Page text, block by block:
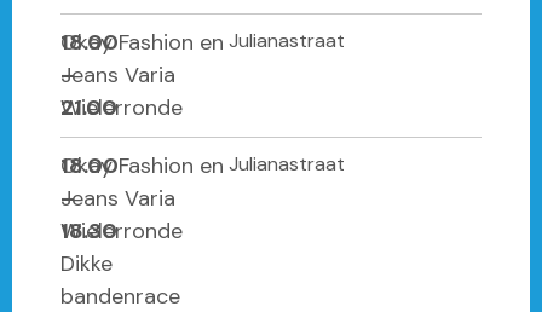
18.00
–
21.00
Okay Fashion en
Jeans Varia
Wielerronde
Julianastraat
18.00
–
18.30
Okay Fashion en
Jeans Varia
Wielerronde
Dikke
bandenrace
Julianastraat